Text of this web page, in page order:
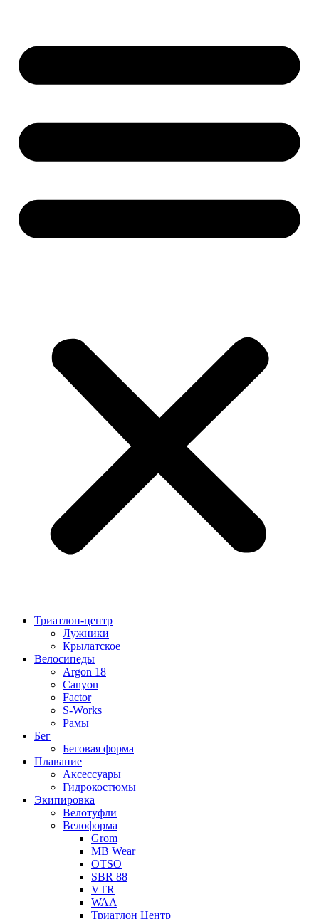
Триатлон-центр
Лужники
Крылатское
Велосипеды
Argon 18
Canyon
Factor
S-Works
Рамы
Бег
Беговая форма
Плавание
Аксессуары
Гидрокостюмы
Экипировка
Велотуфли
Велоформа
Grom
MB Wear
OTSO
SBR 88
VTR
WAA
Триатлон Центр